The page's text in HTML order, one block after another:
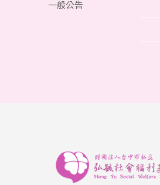
一般公告